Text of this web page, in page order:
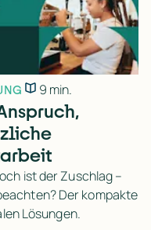
9 min.
ist der Zuschlag –
Der kompakte
Lösungen.